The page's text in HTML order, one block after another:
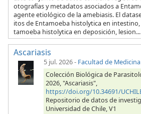
otografías y metadatos asociados a
agente etiológico de la amebiasis. El
itos de Entamoeba histolytica en
tamoeba histolytica en deposición, lesion...
Ascariasis
5 jul. 2026- Facultad de Medicina
Colección Biológica de
2026, "Ascariasis",
https://doi.org/10.34691/
Repositorio de datos de
Universidad de Chile, V1